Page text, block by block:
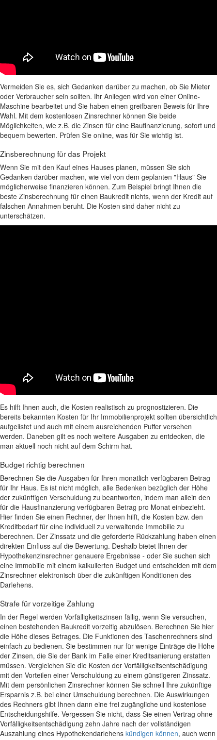
Vermeiden Sie es, sich Gedanken darüber zu machen, ob Sie Mieter
oder Verbraucher sein sollten. Ihr Anliegen wird von einer Online-
Maschine bearbeitet und Sie haben einen greifbaren Beweis für Ihre
Wahl. Mit dem kostenlosen Zinsrechner können Sie beide
Möglichkeiten, wie z.B. die Zinsen für eine Baufinanzierung, sofort und
bequem bewerten. Prüfen Sie online, was für Sie wichtig ist.
Zinsberechnung für das Projekt
Wenn Sie mit den Kauf eines Hauses planen, müssen Sie sich
Gedanken darüber machen, wie viel von dem geplanten "Haus" Sie
möglicherweise finanzieren können. Zum Beispiel bringt Ihnen die
beste Zinsberechnung für einen Baukredit nichts, wenn der Kredit auf
falschen Annahmen beruht. Die Kosten sind daher nicht zu
unterschätzen.
Es hilft Ihnen auch, die Kosten realistisch zu prognostizieren. Die
bereits bekannten Kosten für Ihr Immobilienprojekt sollten übersichtlich
aufgelistet und auch mit einem ausreichenden Puffer versehen
werden. Daneben gilt es noch weitere Ausgaben zu entdecken, die
man aktuell noch nicht auf dem Schirm hat.
Budget richtig berechnen
Berechnen Sie die Ausgaben für Ihren monatlich verfügbaren Betrag
für Ihr Haus. Es ist nicht möglich, alle Bedenken bezüglich der Höhe
der zukünftigen Verschuldung zu beantworten, indem man allein den
für die Hausfinanzierung verfügbaren Betrag pro Monat einbezieht.
Hier finden Sie einen Rechner, der Ihnen hilft, die Kosten bzw. den
Kreditbedarf für eine individuell zu verwaltende Immobilie zu
berechnen. Der Zinssatz und die geforderte Rückzahlung haben einen
direkten Einfluss auf die Bewertung. Deshalb bietet Ihnen der
Hypothekenzinsrechner genauere Ergebnisse - oder Sie suchen sich
eine Immobilie mit einem kalkulierten Budget und entscheiden mit dem
Zinsrechner elektronisch über die zukünftigen Konditionen des
Darlehens.
Strafe für vorzeitige Zahlung
In der Regel werden Vorfälligkeitszinsen fällig, wenn Sie versuchen,
einen bestehenden Baukredit vorzeitig abzulösen. Berechnen Sie hier
die Höhe dieses Betrages. Die Funktionen des Taschenrechners sind
einfach zu bedienen. Sie bestimmen nur für wenige Einträge die Höhe
der Zinsen, die Sie der Bank im Falle einer Kreditsanierung erstatten
müssen. Vergleichen Sie die Kosten der Vorfälligkeitsentschädigung
mit den Vorteilen einer Verschuldung zu einem günstigeren Zinssatz.
Mit dem persönlichen Zinsrechner können Sie schnell Ihre zukünftige
Ersparnis z.B. bei einer Umschuldung berechnen. Die Auswirkungen
des Rechners gibt Ihnen dann eine frei zugängliche und kostenlose
Entscheidungshilfe. Vergessen Sie nicht, dass Sie einen Vertrag ohne
Vorfälligkeitsentschädigung zehn Jahre nach der vollständigen
Auszahlung eines Hypothekendarlehens kündigen können, auch wenn